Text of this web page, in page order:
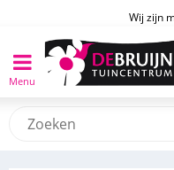
Men
Wij zijn